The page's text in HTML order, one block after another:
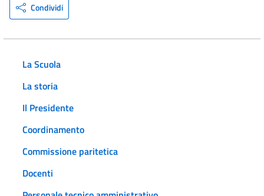
Condividi
La Scuola
La storia
Il Presidente
Coordinamento
Commissione paritetica
Docenti